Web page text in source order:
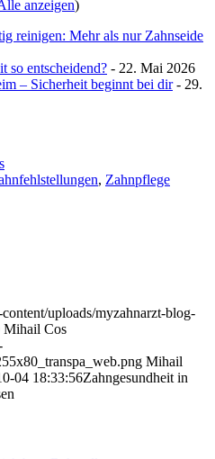
anzeigen)
reinigen: Mehr als nur Zahnseide
so entscheidend? - 22. Mai 2026
– Sicherheit beginnt bei dir- 29.
, Zahnpflege
uploads/myzahnarzt-blog-
Mihail Cos
Mihail
04 18:33:56Zahngesundheit in